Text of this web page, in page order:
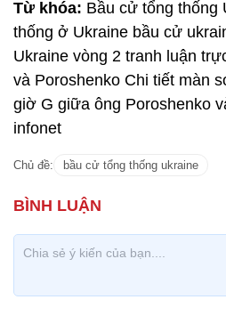
Từ khóa: Bầu cử tổng thống
thống ở Ukraine bầu cử
Ukraine vòng 2 tranh luận
và Poroshenko Chi tiết màn
giờ G giữa ông Poroshenko
infonet
Chủ đề: bầu cử tổng thống ukraine